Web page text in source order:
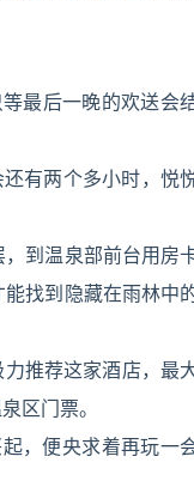
最后一晚的欢送会
有两个多小时，悦
到温泉部前台用房
找到隐藏在雨林中
推荐这家酒店，最
区门票。
，便央求着再玩一